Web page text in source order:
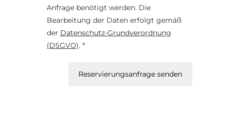
Anfrage benötigt werden. Die
Bearbeitung der Daten erfolgt gemäß
der Datenschutz-Grundverordnung
(DSGVO). *
Reservierungsanfrage senden